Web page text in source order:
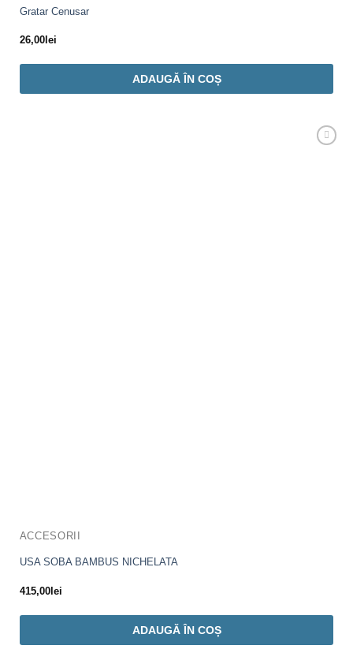
Gratar Cenusar
26,00lei
ADAUGĂ ÎN COȘ
ACCESORII
USA SOBA BAMBUS NICHELATA
415,00lei
ADAUGĂ ÎN COȘ